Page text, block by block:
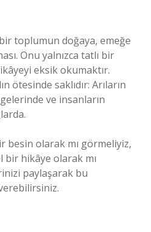
toplumun doğaya, emeğe
Onu yalnızca tatlı bir
eksik okumaktır.
ötesinde saklıdır: Arıların
ve insanların
besin olarak mı görmeliyiz,
hikâye olarak mı
paylaşarak bu